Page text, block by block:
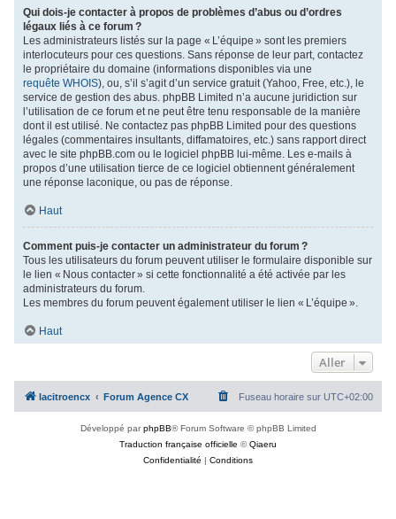
Qui dois-je contacter à propos de problèmes d’abus ou d’ordres
légaux liés à ce forum ?
Les administrateurs listés sur la page « L’équipe » sont les premiers
interlocuteurs pour ces questions. Sans réponse de leur part, contactez
le propriétaire du domaine (informations disponibles via une
requête WHOIS), ou, s’il s’agit d’un service gratuit (Yahoo, Free, etc.), le
service de gestion des abus. phpBB Limited n’a aucune juridiction sur
l’utilisation de ce forum et ne peut être tenu responsable de la manière
dont il est utilisé. Ne contactez pas phpBB Limited pour des questions
légales (commentaires insultants, diffamatoires, etc.) sans rapport direct
avec le site phpBB.com ou le logiciel phpBB lui-même. Les e-mails à
propos d’une utilisation tierce de ce logiciel obtiennent généralement
une réponse laconique, ou pas de réponse.
Haut
Comment puis-je contacter un administrateur du forum ?
Tous les utilisateurs du forum peuvent utiliser le formulaire disponible sur
le lien « Nous contacter » si cette fonctionnalité a été activée par les
administrateurs du forum.
Les membres du forum peuvent également utiliser le lien « L’équipe ».
Haut
Aller
lacitroencx Forum Agence CX Fuseau horaire sur UTC+02:00
Développé parphpBB® Forum Software © phpBB Limited
Traduction française officielle ©Qiaeru
Confidentialité | Conditions